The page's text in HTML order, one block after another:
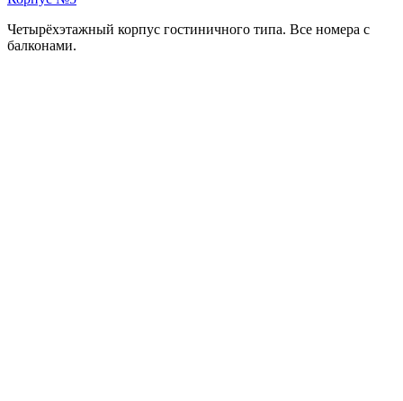
Четырёхэтажный корпус гостиничного типа. Все номера с
балконами.